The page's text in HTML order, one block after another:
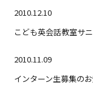
2010.12.10
こども英会話教室サ
2010.11.09
インターン生募集の